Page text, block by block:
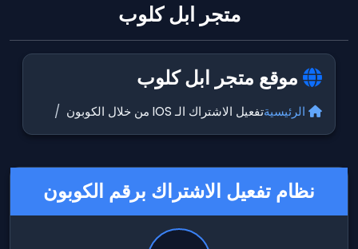
متجر ابل كلوب
موقع متجر ابل كلوب
الرئيسيةتفعيل الاشتراك الـ IOS من خلال الكوبون
نظام تفعيل الاشتراك برقم الكوبون